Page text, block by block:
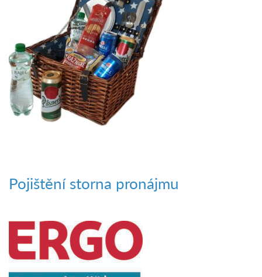
Pojištění storna pronájmu